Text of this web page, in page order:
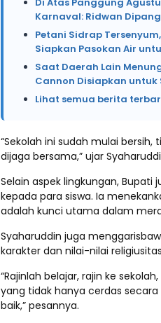
Di Atas Panggung
Karnaval: Ridwan
Petani Sidrap
Siapkan Pasokan Air
Saat Daerah Lain
Cannon Disiapkan untuk
Lihat semua berita
“Sekolah ini sudah mulai
dijaga bersama,” ujar
Selain aspek lingkungan,
kepada para siswa. Ia
adalah kunci utama dalam
Syaharuddin juga
karakter dan nilai-nilai
“Rajinlah belajar, rajin ke
yang tidak hanya cerdas
baik,” pesannya.